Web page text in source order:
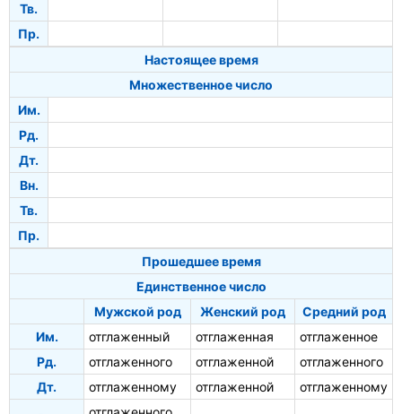
Тв.
Пр.
Настоящее время
Множественное число
Им.
Рд.
Дт.
Вн.
Тв.
Пр.
Прошедшее время
Единственное число
Мужской род
Женский род
Средний род
Им.
отглаженный отглаженная
отглаженное
Рд.
отглаженного отглаженной
отглаженного
Дт.
отглаженному отглаженной отглаженному